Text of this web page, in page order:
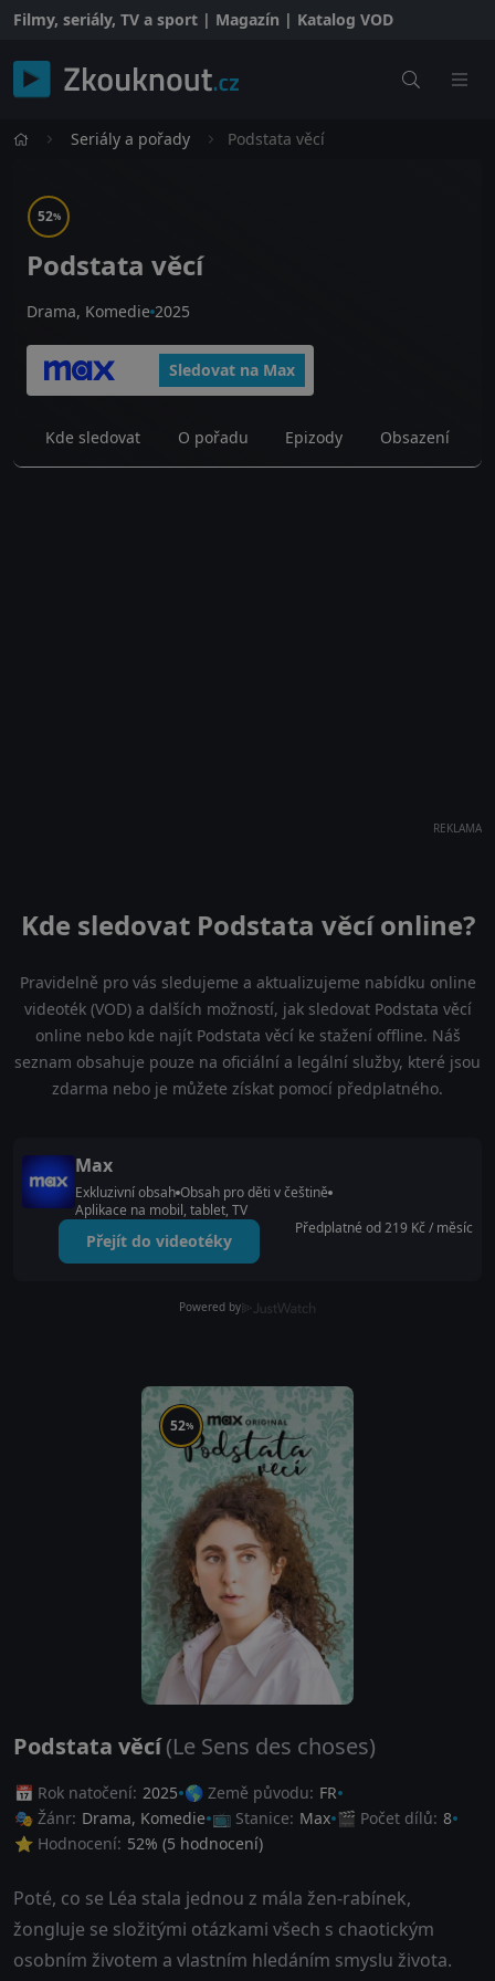
Filmy, seriály, TV a sport | Magazín | Katalog VOD
Seriály a pořady Podstata věcí
52%
Podstata věcí
Drama, Komedie 2025
Sledovat na Max
Kde sledovat O pořadu Epizody Obsazení
REKLAMA
Kde sledovat Podstata věcí online?
Pravidelně pro vás sledujeme a aktualizujeme nabídku online
videoték (VOD) a dalších možností, jak sledovat Podstata věcí
online nebo kde najít Podstata věcí ke stažení offline. Náš
seznam obsahuje pouze na oficiální a legální služby, které jsou
zdarma nebo je můžete získat pomocí předplatného.
Max
Exkluzivní obsah Obsah pro děti v češtině
Aplikace na mobil, tablet, TV
Přejít do videotéky
Předplatné od 219 Kč / měsíc
Powered by
52%
Podstata věcí(Le Sens des choses)
📅 Rok natočení: 2025 🌎 Země původu: FR
🎭 Žánr: Drama, Komedie 📺 Stanice: Max 🎬 Počet dílů: 8
⭐ Hodnocení: 52% (5 hodnocení)
Poté, co se Léa stala jednou z mála žen-rabínek,
žongluje se složitými otázkami všech s chaotickým
osobním životem a vlastním hledáním smyslu života.